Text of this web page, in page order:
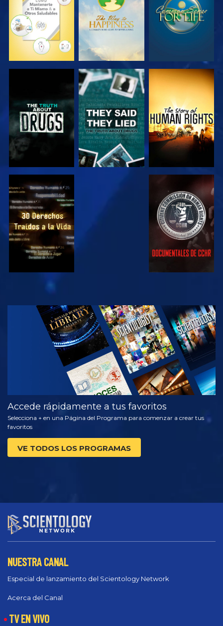
VE VE
VE VE
VE
EXPLORA LAS
SERIES
Accede rápidamente a tus favoritos
Selecciona + en una Página del Programa para comenzar a crear tus
favoritos
VE TODOS LOS PROGRAMAS
NUESTRA CANAL
Especial de lanzamiento del Scientology Network
Acerca del Canal
TV EN VIVO